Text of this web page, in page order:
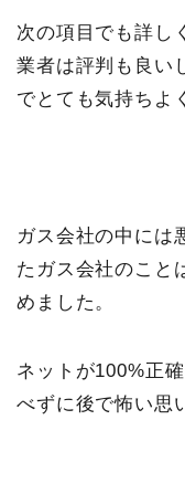
次の項目でも詳し
業者は評判も良い
でとても気持ちよ
ガス会社の中には
たガス会社のこと
めました。
ネットが100%正
べずに後で怖い思